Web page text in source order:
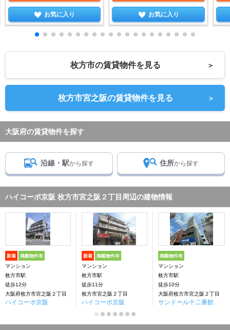
お気に入り お気に入り
枚方市の賃貸物件を見る ＞
枚方市宮之阪の賃貸物件を見る ＞
大阪府の賃貸物件を探す
沿線・駅から探す 住所から探す
ハイコーポ京阪 枚方市宮之阪２丁目周辺の建物情報
新着 掲載物件有
マンション
枚方市駅
徒歩12分
大阪府枚方市宮之阪２丁目
ハイコーポ京阪
新着 掲載物件有
マンション
枚方市駅
徒歩11分
枚方市宮之阪２丁目
ハイコーポ京阪
掲載物件有
マンション
枚方市駅
徒歩10分
大阪府枚方市宮之阪２丁目
サンドール十二番館